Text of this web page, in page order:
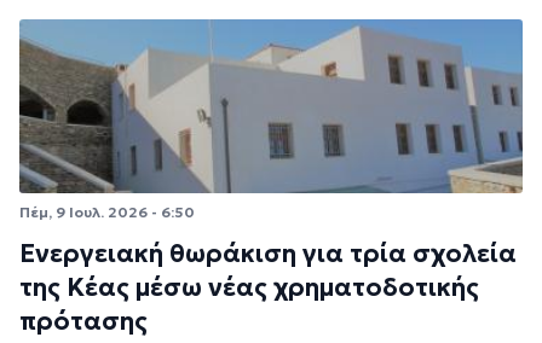
Πέμ, 9 Ιουλ. 2026 - 6:50
Ενεργειακή θωράκιση για τρία σχολεία
της Κέας μέσω νέας χρηματοδοτικής
πρότασης